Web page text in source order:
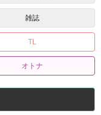
雑誌
TL
オトナ